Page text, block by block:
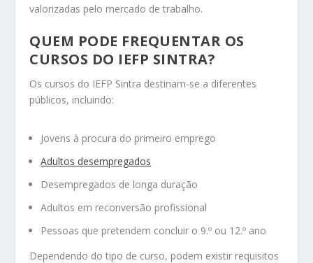
valorizadas pelo mercado de trabalho.
QUEM PODE FREQUENTAR OS
CURSOS DO IEFP SINTRA?
Os cursos do IEFP Sintra destinam-se a diferentes
públicos, incluindo:
Jovens à procura do primeiro emprego
Adultos desempregados
Desempregados de longa duração
Adultos em reconversão profissional
Pessoas que pretendem concluir o 9.º ou 12.º ano
Dependendo do tipo de curso, podem existir requisitos